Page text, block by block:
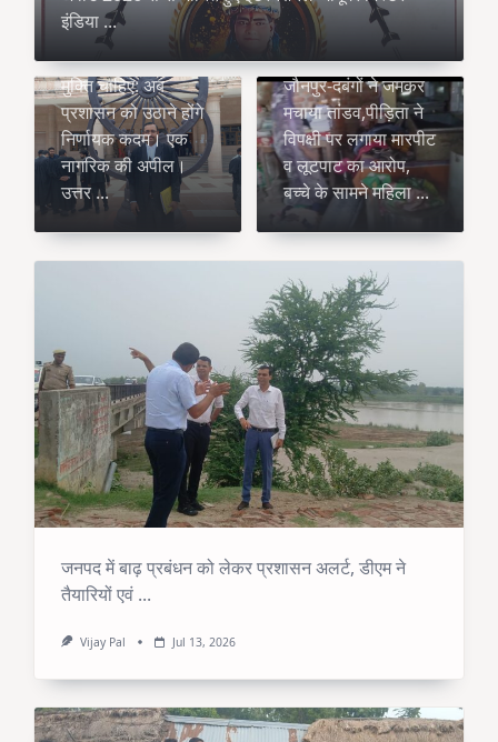
इंडिया ...
Vijay Pal
Jul 16, 2026
लखनऊ को जाम से
मुक्ति चाहिए: अब
प्रशासन को उठाने होंगे
निर्णायक कदम। एक
नागरिक की अपील।
उत्तर ...
Vijay Pal
जौनपुर-दबंगों ने जमकर
मचाया तांडव,पीड़िता ने
विपक्षी पर लगाया मारपीट
व लूटपाट का आरोप,
बच्चे के सामने महिला...
जनपद में बाढ़ प्रबंधन को लेकर प्रशासन अलर्ट, डीएम ने
तैयारियों एवं ...
Vijay Pal Jul 13, 2026